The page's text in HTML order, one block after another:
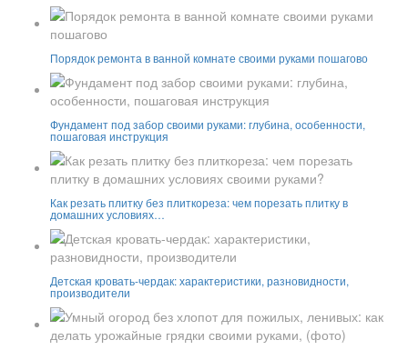
Порядок ремонта в ванной комнате своими руками пошагово
Фундамент под забор своими руками: глубина, особенности,
пошаговая инструкция
Как резать плитку без плиткореза: чем порезать плитку в
домашних условиях…
Детская кровать-чердак: характеристики, разновидности,
производители